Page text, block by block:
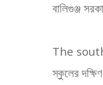
বালিগুঞ্জ
The
স্কুলের